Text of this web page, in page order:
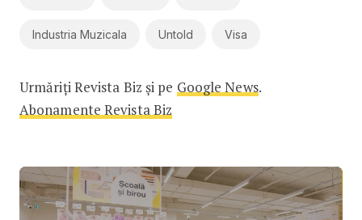
Industria Muzicala Untold Visa
Urmăriți Revista Biz și pe Google News.
Abonamente Revista Biz